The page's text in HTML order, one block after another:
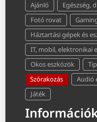
Ajánló
Egészség,
Fotó rovat
Háztartási gépek és
IT, mobil, elektronikai
Okos eszközök
Szórakozás
Audió
Játék